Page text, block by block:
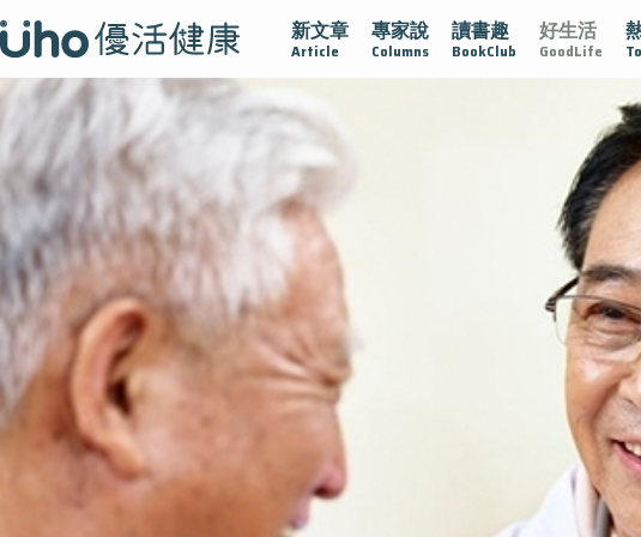
新文章
Article
專家說
Columns
讀書趣
BookClub
好生活
GoodLife
疫情保衛戰 再生醫學 愛的未來視 認識攝護腺肥大 守護骨骼健康